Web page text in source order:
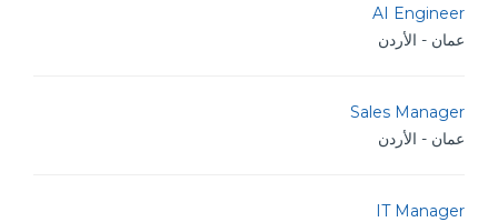
AI Engineer
عمان - الأردن
Sales Manager
عمان - الأردن
IT Manager